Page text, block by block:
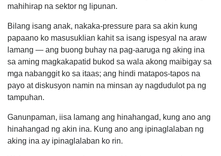
mahihirap na sektor ng lipunan.
Bilang isang anak, nakaka-pressure para sa akin kung
papaano ko masusuklian kahit sa isang ispesyal na araw
lamang — ang buong buhay na pag-aaruga ng aking ina
sa aming magkakapatid bukod sa wala akong maibigay sa
mga nabanggit ko sa itaas; ang hindi matapos-tapos na
payo at diskusyon namin na minsan ay nagdudulot pa ng
tampuhan.
Ganunpaman, iisa lamang ang hinahangad, kung ano ang
hinahangad ng akin ina. Kung ano ang ipinaglalaban ng
aking ina ay ipinaglalaban ko rin.